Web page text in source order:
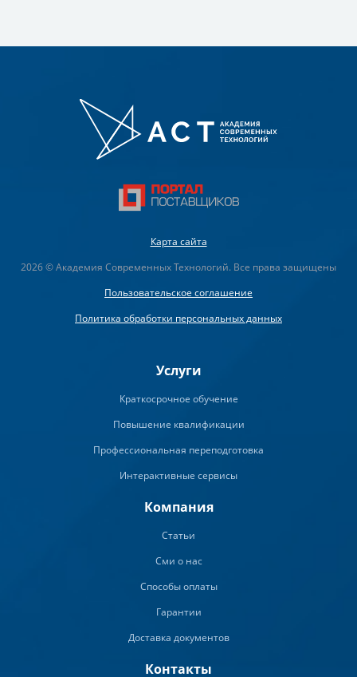
Карта сайта
2026 © Академия Современных Технологий. Все права защищены
Пользовательское соглашение
Политика обработки персональных данных
Услуги
Краткосрочное обучение
Повышение квалификации
Профессиональная переподготовка
Интерактивные сервисы
Компания
Статьи
Сми о нас
Способы оплаты
Гарантии
Доставка документов
Контакты